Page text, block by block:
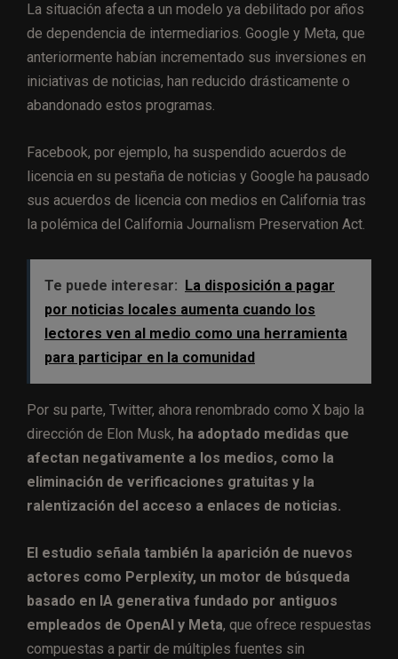
La situación afecta a un modelo ya debilitado por años
de dependencia de intermediarios. Google y Meta, que
anteriormente habían incrementado sus inversiones en
iniciativas de noticias, han reducido drásticamente o
abandonado estos programas.
Facebook, por ejemplo, ha suspendido acuerdos de
licencia en su pestaña de noticias y Google ha pausado
sus acuerdos de licencia con medios en California tras
la polémica del California Journalism Preservation Act.
Te puede interesar:
La disposición a pagar
por noticias locales aumenta cuando los
lectores ven al medio como una herramienta
para participar en la comunidad
Por su parte, Twitter, ahora renombrado como X bajo la
dirección de Elon Musk, ha adoptado medidas que
afectan negativamente a los medios, como la
eliminación de verificaciones gratuitas y la
ralentización del acceso a enlaces de noticias.
El estudio señala también la aparición de nuevos
actores como Perplexity, un motor de búsqueda
basado en IA generativa fundado por antiguos
empleados de OpenAI y Meta, que ofrece respuestas
compuestas a partir de múltiples fuentes sin